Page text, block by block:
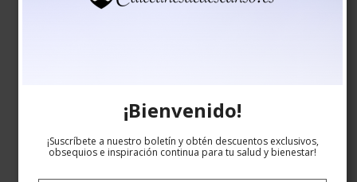
¡Bienvenido!
¡Suscríbete a nuestro boletín y obtén descuentos exclusivos,
obsequios e inspiración continua para tu salud y bienestar!